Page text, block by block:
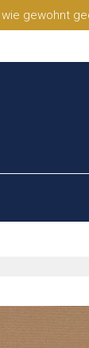
gewohnt